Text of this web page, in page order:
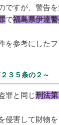
ですが、警告を
で福島県伊達
を参考にした
３５条の２～
罪と同じ刑法
侵害して財物